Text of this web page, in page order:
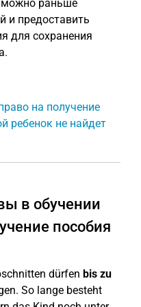
можно раньше
и предоставить
для сохранения
на получение
ребенок не найдет
в обучении
пособия
dürfen bis zu
So lange besteht